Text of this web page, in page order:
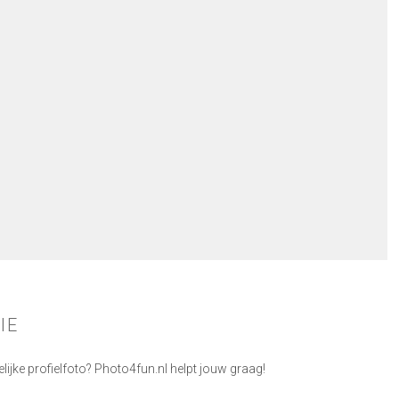
profielfoto? Photo4fun.nl helpt jouw graag!